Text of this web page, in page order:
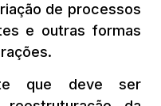
de processos
e outras formas
que deve ser